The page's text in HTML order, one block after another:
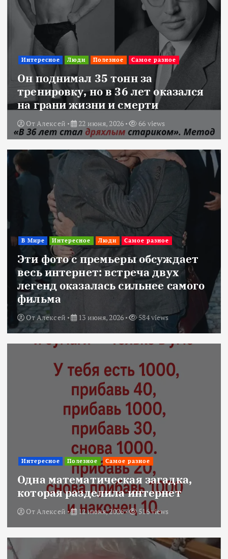
Интересное Люди Полезное Самое разное
Он поднимал 35 тонн за
тренировку, но в 36 лет оказался
на грани жизни и смерти
ОтАлексей 22 июня, 2026 66 views
В Мире Интересное Люди Самое разное
Эти фото с премьеры обсуждает
весь интернет: встреча двух
легенд оказалась сильнее самого
фильма
ОтАлексей 13 июня, 2026 584 views
Интересное Полезное Самое разное
Одна математическая загадка,
которая разделила интернет
ОтАлексей 12 июня, 2026 516 views